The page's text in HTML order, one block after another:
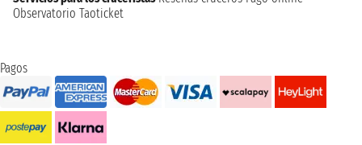
Observatorio Taoticket
Pagos